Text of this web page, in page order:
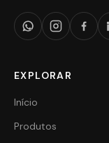
EXPLORAR
Início
Produtos